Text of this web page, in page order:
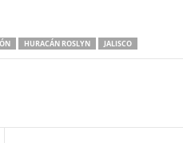
HURACÁN ROSLYN JALISCO